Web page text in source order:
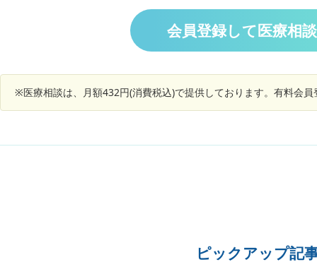
は心配
ったそ
を見て明日病院に行こうと思うのですが 、急を要
する場合はあるでしょうか？ また、このような症
状で考えられる原因は何がありますか？
必要な
状です
会員登録して医療相
※医療相談は、月額432円(消費税込)で提供しております。有料会
ピックアップ記